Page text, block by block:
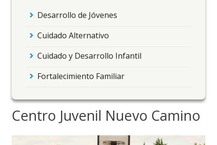
Centro Juvenil Nuevo Camino
Desarrollo de Jóvenes
Cuidado Alternativo
Cuidado y Desarrollo Infantil
Fortalecimiento Familiar